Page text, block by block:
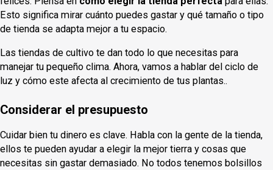
Esto significa mirar cuánto puedes gastar y qué tamaño o tipo
de tienda se adapta mejor a tu espacio.
Las tiendas de cultivo te dan todo lo que necesitas para
manejar tu pequeño clima. Ahora, vamos a hablar del ciclo de
luz y cómo este afecta al crecimiento de tus plantas..
Considerar el presupuesto
Cuidar bien tu dinero es clave. Habla con la gente de la tienda,
ellos te pueden ayudar a elegir la mejor tierra y cosas que
necesitas sin gastar demasiado. No todos tenemos bolsillos